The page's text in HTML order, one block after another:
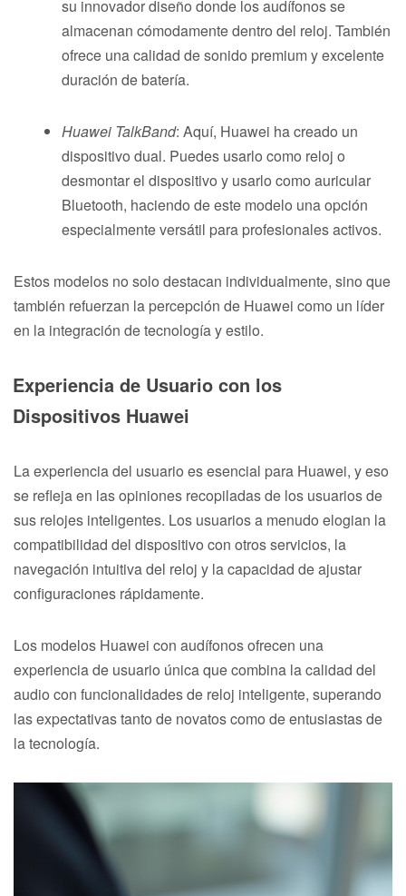
su innovador diseño donde los audífonos se
almacenan cómodamente dentro del reloj. También
ofrece una calidad de sonido premium y excelente
duración de batería.
Huawei TalkBand: Aquí, Huawei ha creado un
dispositivo dual. Puedes usarlo como reloj o
desmontar el dispositivo y usarlo como auricular
Bluetooth, haciendo de este modelo una opción
especialmente versátil para profesionales activos.
Estos modelos no solo destacan individualmente, sino que
también refuerzan la percepción de Huawei como un líder
en la integración de tecnología y estilo.
Experiencia de Usuario con los
Dispositivos Huawei
La experiencia del usuario es esencial para Huawei, y eso
se refleja en las opiniones recopiladas de los usuarios de
sus relojes inteligentes. Los usuarios a menudo elogian la
compatibilidad del dispositivo con otros servicios, la
navegación intuitiva del reloj y la capacidad de ajustar
configuraciones rápidamente.
Los modelos Huawei con audífonos ofrecen una
experiencia de usuario única que combina la calidad del
audio con funcionalidades de reloj inteligente, superando
las expectativas tanto de novatos como de entusiastas de
la tecnología.